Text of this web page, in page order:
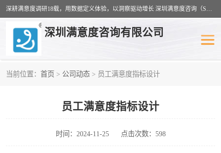
深耕满意度调研18载，用数据定义体验，以洞察驱动增长 深圳满意度咨询（SSC）：十八年专注，丈量每一份体验。
深圳满意度咨询有限公司
当前位置： 首页 > 公司动态 > 员工满意度指标设计
员工满意度指标设计
时间：2024-11-25 点击次数：598
客户满意度调查 医疗服务业满意度
公共事务满意度调查 餐饮业满意度调查